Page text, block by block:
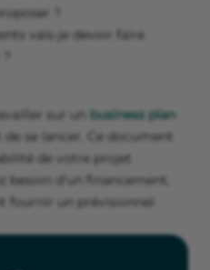
?
vais-je devoir faire
sur un business plan
de se lancer. Ce document
de votre projet
besoin d’un financement,
fournir un prévisionnel